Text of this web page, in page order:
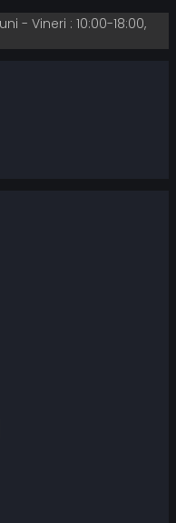
- Vineri : 10:00-18:00,